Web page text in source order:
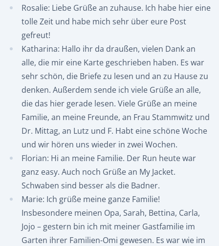
Rosalie: Liebe Grüße an zuhause. Ich habe hier eine
tolle Zeit und habe mich sehr über eure Post
gefreut!
Katharina: Hallo ihr da draußen, vielen Dank an
alle, die mir eine Karte geschrieben haben. Es war
sehr schön, die Briefe zu lesen und an zu Hause zu
denken. Außerdem sende ich viele Grüße an alle,
die das hier gerade lesen. Viele Grüße an meine
Familie, an meine Freunde, an Frau Stammwitz und
Dr. Mittag, an Lutz und F. Habt eine schöne Woche
und wir hören uns wieder in zwei Wochen.
Florian: Hi an meine Familie. Der Run heute war
ganz easy. Auch noch Grüße an My Jacket.
Schwaben sind besser als die Badner.
Marie: Ich grüße meine ganze Familie!
Insbesondere meinen Opa, Sarah, Bettina, Carla,
Jojo – gestern bin ich mit meiner Gastfamilie im
Garten ihrer Familien-Omi gewesen. Es war wie im